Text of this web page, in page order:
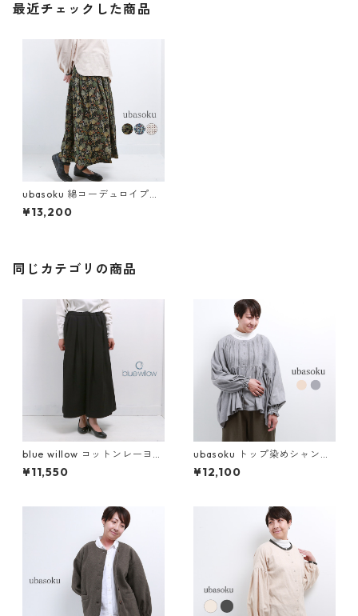
最近チェックした商品
ubasoku 綿コーデュロイプリ
ント 83丈裏付タックギャザー
スカート レディース ウバソク
¥13,200
同じカテゴリの商品
blue willow コットンレーヨン
ラックフレアスカート レディ
ース ブルーウィロー 01ESP13
¥11,550
ubasoku トップ染めシャンブ
レー起毛 胸元多数ピンタック
コクーン長袖2WAYブラウス
代 ブランド 冬 秋
¥12,100